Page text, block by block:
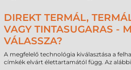
DIREKT TERMÁL,
VAGY TINTASUGARAS -
VÁLASSZA?
A megfelelő technológia kiválasztása a
címkék elvárt élettartamától függ. Az